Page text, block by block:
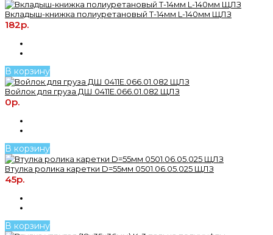
Вкладыш-книжка полиуретановый T-14мм L-140мм ЩЛЗ
182р.
В корзину
Войлок для груза ДШ 0411Е.066.01.082 ЩЛЗ
0р.
В корзину
Втулка ролика каретки D=55мм 0501.06.05.025 ЩЛЗ
45р.
В корзину